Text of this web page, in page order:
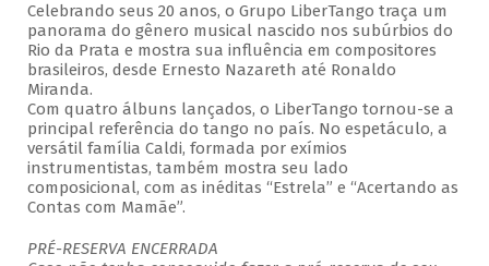
Celebrando seus 20 anos, o Grupo LiberTango traça um
panorama do gênero musical nascido nos subúrbios do
Rio da Prata e mostra sua influência em compositores
brasileiros, desde Ernesto Nazareth até Ronaldo
Miranda.
Com quatro álbuns lançados, o LiberTango tornou-se a
principal referência do tango no país. No espetáculo, a
versátil família Caldi, formada por exímios
instrumentistas, também mostra seu lado
composicional, com as inéditas “Estrela” e “Acertando as
Contas com Mamãe”.
PRÉ-RESERVA ENCERRADA